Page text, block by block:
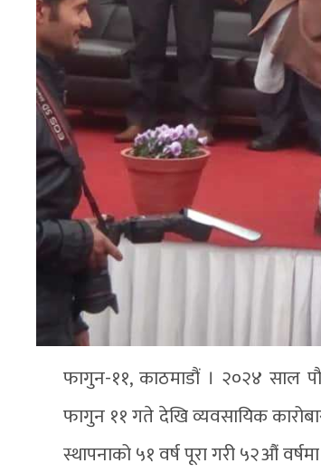
फागुन-११, काठमाडौं । २०२४ साल
फागुन ११ गते देखि व्यवसायिक
स्थापनाको ५१ वर्ष पूरा गरी ५२औं